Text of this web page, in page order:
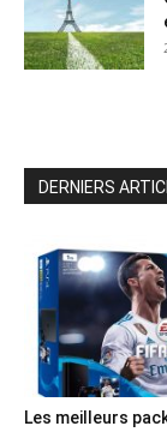
DERNIERS
Les meilleurs